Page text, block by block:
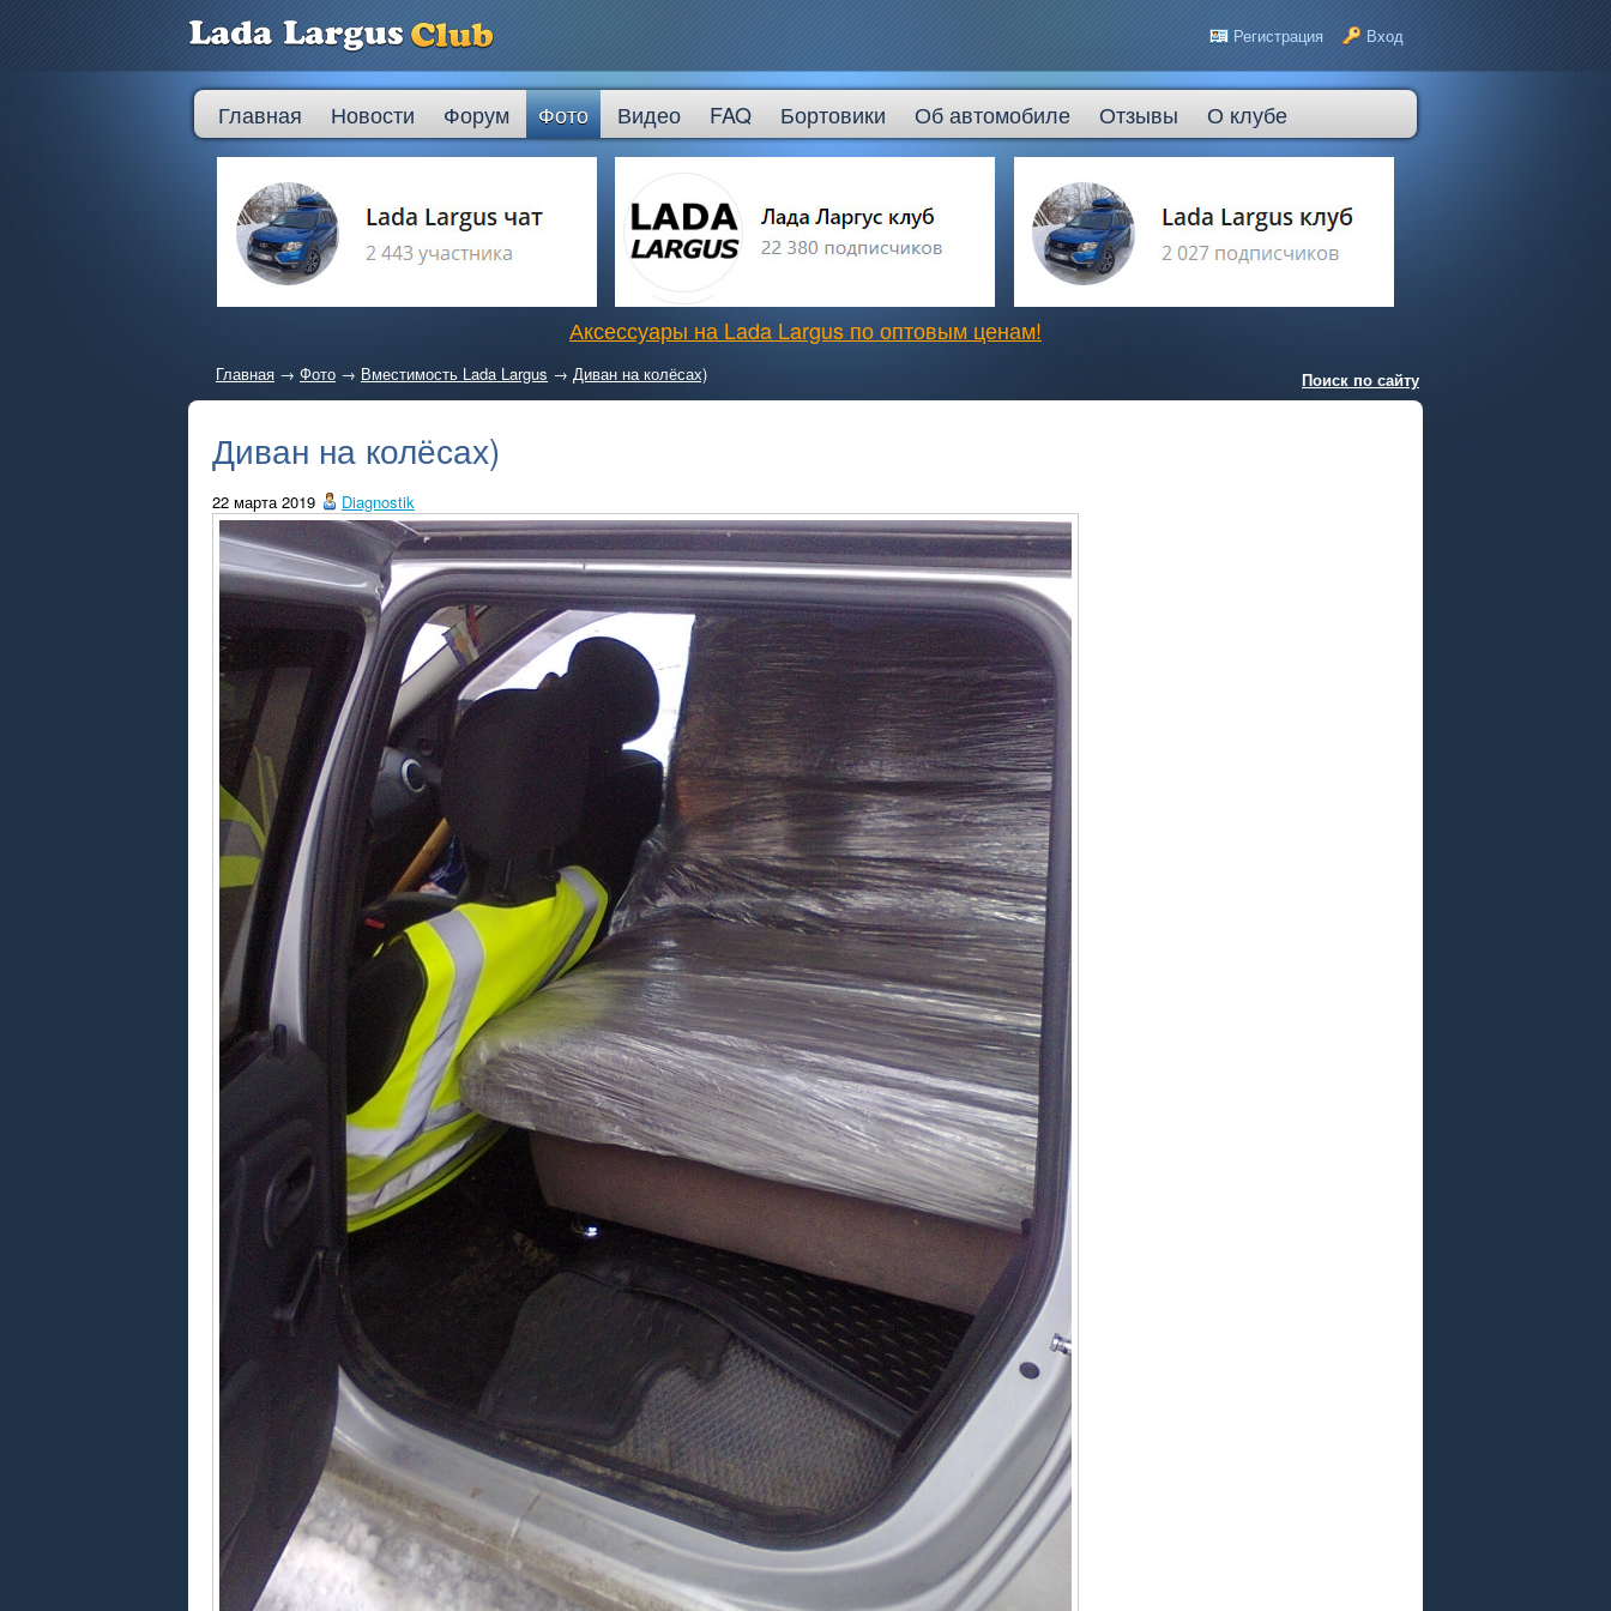
Регистрация Вход
Главная Новости Форум Фото Видео FAQ Бортовики Об автомобиле Отзывы О клубе
Аксессуары на Lada Largus по оптовым ценам!
Главная → Фото → Вместимость Lada Largus → Диван на колёсах) Поиск по сайту
Диван на колёсах)
22 марта 2019 Diagnostik